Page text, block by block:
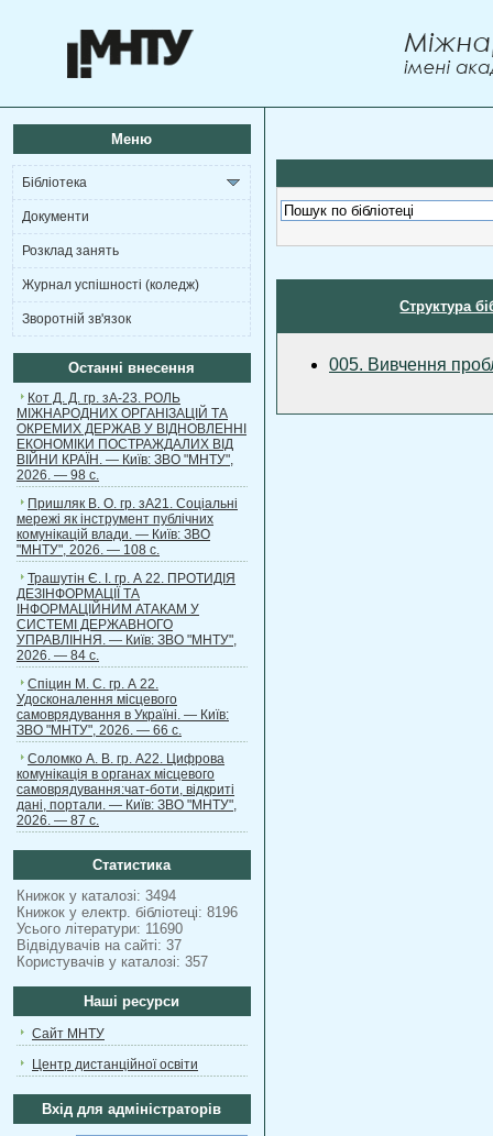
Меню
Бібліотека
Документи
Розклад занять
Журнал успішності (коледж)
Зворотній зв'язок
Останні внесення
Кот Д. Д. гр. зА-23. РОЛЬ
МІЖНАРОДНИХ ОРГАНІЗАЦІЙ ТА
ОКРЕМИХ ДЕРЖАВ У ВІДНОВЛЕННІ
ЕКОНОМІКИ ПОСТРАЖДАЛИХ ВІД
ВІЙНИ КРАЇН. — Київ: ЗВО "МНТУ",
2026. — 98 с.
Пришляк В. О. гр. зА21. Соціальні
мережі як інструмент публічних
комунікацій влади. — Київ: ЗВО
"МНТУ", 2026. — 108 с.
Трашутін Є. І. гр. А 22. ПРОТИДІЯ
ДЕЗІНФОРМАЦІЇ ТА
ІНФОРМАЦІЙНИМ АТАКАМ У
СИСТЕМІ ДЕРЖАВНОГО
УПРАВЛІННЯ. — Київ: ЗВО "МНТУ",
2026. — 84 с.
Спіцин М. С. гр. А 22.
Удосконалення місцевого
самоврядування в Україні. — Київ:
ЗВО "МНТУ", 2026. — 66 с.
Соломко А. В. гр. А22. Цифрова
комунікація в органах місцевого
самоврядування:чат-боти, відкриті
дані, портали. — Київ: ЗВО "МНТУ",
2026. — 87 с.
Статистика
Книжок у каталозі: 3494
Книжок у електр. бібліотеці: 8196
Усього літератури: 11690
Відвідувачів на сайті: 37
Користувачів у каталозі: 357
Наші ресурси
Сайт МНТУ
Центр дистанційної освіти
Вхід для адміністраторів
Структура
005. Вивчення